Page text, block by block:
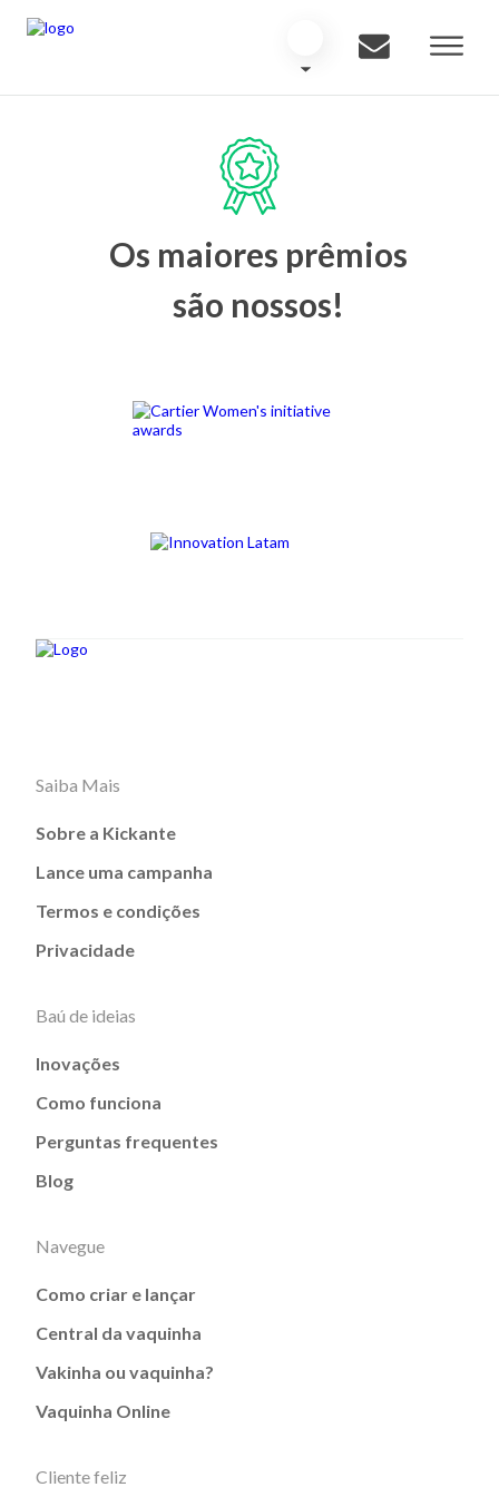
Os maiores prêmios
são nossos!
Saiba Mais
Sobre a Kickante
Lance uma campanha
Termos e condições
Privacidade
Baú de ideias
Inovações
Como funciona
Perguntas frequentes
Blog
Navegue
Como criar e lançar
Central da vaquinha
Vakinha ou vaquinha?
Vaquinha Online
Cliente feliz